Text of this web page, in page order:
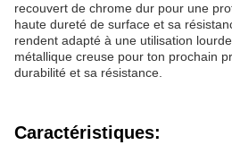
recouvert de chrome dur pour une
haute dureté de surface et sa
rendent adapté à une utilisation
métallique creuse pour ton prochain
durabilité et sa résistance.
Caractéristiques: